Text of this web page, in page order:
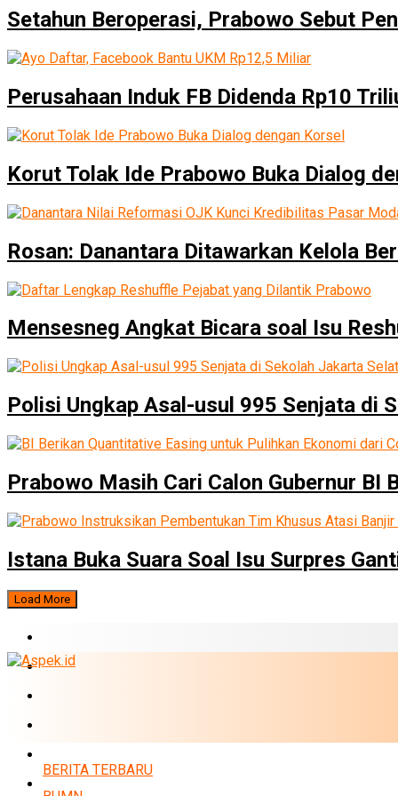
Setahun Beroperasi, Prabowo Sebut
Perusahaan Induk FB Didenda Rp10
Korut Tolak Ide Prabowo Buka Dialog
Rosan: Danantara Ditawarkan Kelola
Mensesneg Angkat Bicara soal Isu
Polisi Ungkap Asal-usul 995 Senjata di
Prabowo Masih Cari Calon Gubernur BI
Istana Buka Suara Soal Isu Surpres
Load More
BUMN
BERITA TERBARU